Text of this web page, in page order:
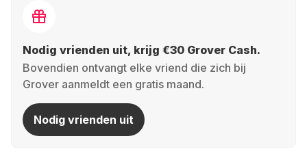
Nodig vrienden uit, krijg €30 Grover Cash.
Bovendien ontvangt elke vriend die zich bij
Grover aanmeldt een gratis maand.
Nodig vrienden uit